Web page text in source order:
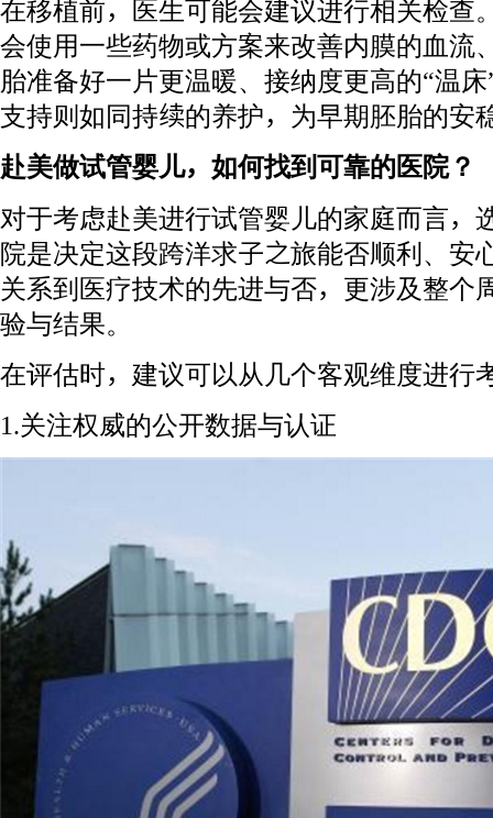
在移植前，医生可能会建议进行相关检查
会使用一些药物或方案来改善内膜的血流
胎准备好一片更温暖、接纳度更高的“温
支持则如同持续的养护，为早期胚胎的安
赴美做试管婴儿，如何找到可靠的医院？
对于考虑赴美进行试管婴儿的家庭而言，
院是决定这段跨洋求子之旅能否顺利、安
关系到医疗技术的先进与否，更涉及整个
验与结果。
在评估时，建议可以从几个客观维度进行
1.关注权威的公开数据与认证